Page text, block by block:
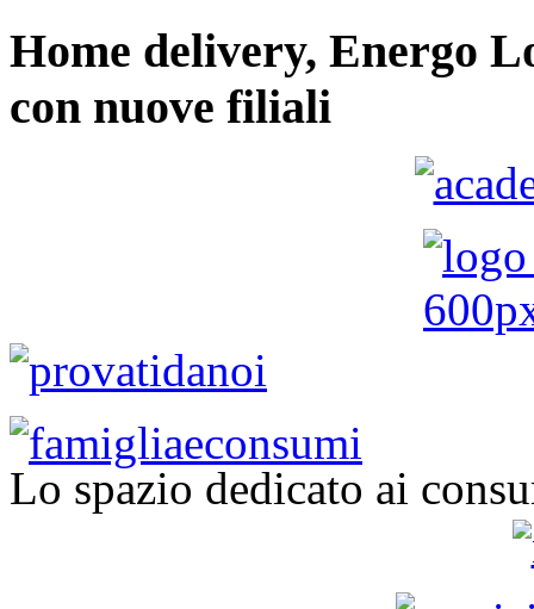
Home delivery, Energo
con nuove filiali
Lo spazio dedicato ai